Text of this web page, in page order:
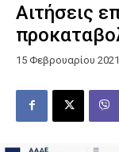
Αιτήσεις
15 Φεβρουαρίου 2021